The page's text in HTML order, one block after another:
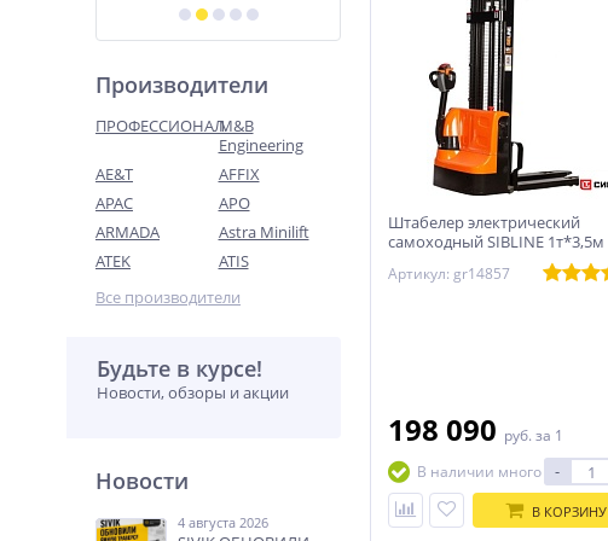
Производители
ПРОФЕССИОНАЛM&B
Engineering
AE&T
AFFIX
APAC
APO
ARMADA
Astra Minilift
ATEK
ATIS
Все производители
Будьте в курсе!
Новости, обзоры и акции
Новости
4 августа 2026
Штабелер электрический
самоходный SIBLINE 1т*3,5м
Артикул: gr14857
198 090 руб. за 1
В наличии много
-
В КОРЗИНУ